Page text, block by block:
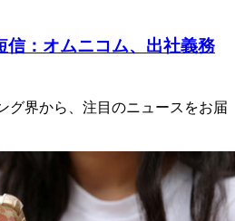
信：オムニコム、出社義務
グ界から、注目のニュースをお届